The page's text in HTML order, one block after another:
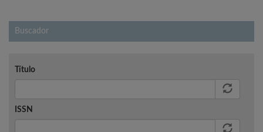
Buscador
Título
ISSN